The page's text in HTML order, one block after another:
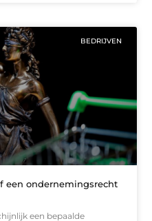
BEDRIJVEN
een ondernemingsrecht
een bepaalde